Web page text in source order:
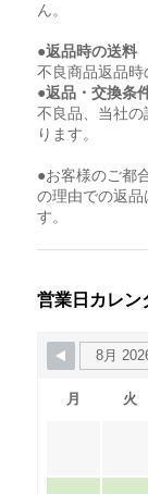
ん。
●返品時の送料
不良商品返品時
●返品・交換条
不良品、当社
ります。
●お客様のご都
の理由での返
す。
営業日カレン
月 火